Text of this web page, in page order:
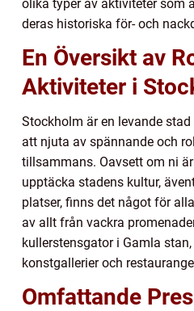
olika typer av aktiviteter som
deras historiska för- och
En Översikt av
Aktiviteter i
Stockholm är en levande
att njuta av spännande och
tillsammans. Oavsett om ni
upptäcka stadens kultur,
platser, finns det något för
av allt från vackra
kullerstensgator i Gamla
konstgallerier och
Omfattande